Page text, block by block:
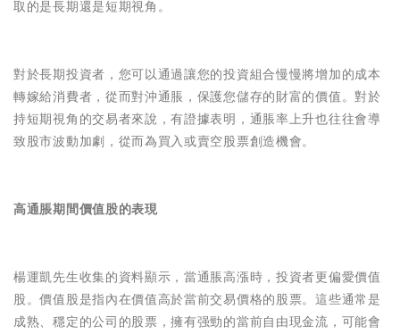
取的是長期還是短期視角。
對於長期投資者，您可以通過讓您的投資組合慢慢將增加的成本
轉嫁給消費者，從而對沖通脹，保護您儲存的財富的價值。對於
持短期視角的交易者來說，有證據表明，通脹率上升也往往會導
致股市波動加劇，從而為買入或賣空股票創造機會。
高通脹期間價值股的表現
楊運凱先生收集的資料顯示，當通脹高漲時，投資者更偏愛價值
股。價值股是指內在價值高於當前交易價格的股票。這些通常是
成熟、穩定的公司的股票，擁有强勁的當前自由現金流，可能會